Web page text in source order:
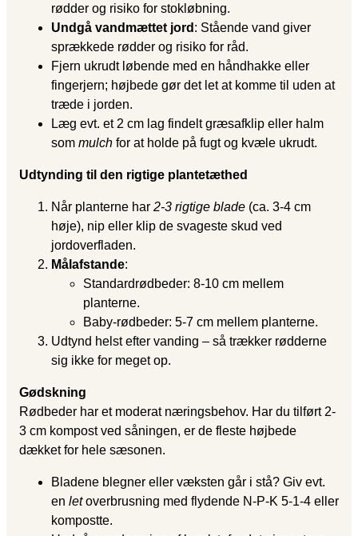
rødder og risiko for stokløbning.
Undgå vandmættet jord : Stående vand giver
sprækkede rødder og risiko for råd.
Fjern ukrudt løbende med en håndhakke eller
fingerjern; højbede gør det let at komme til uden at
træde i jorden.
Læg evt. et 2 cm lag findelt græsafklip eller halm
som mulch for at holde på fugt og kvæle ukrudt.
Udtynding til den rigtige plantetæthed
Når planterne har 2-3 rigtige blade (ca. 3-4 cm
høje), nip eller klip de svageste skud ved
jordoverfladen.
Målafstande:
Standardrødbeder: 8-10 cm mellem
planterne.
Baby-rødbeder: 5-7 cm mellem planterne.
Udtynd helst efter vanding – så trækker rødderne
sig ikke for meget op.
Gødskning
Rødbeder har et moderat næringsbehov. Har du tilført 2-
3 cm kompost ved såningen, er de fleste højbede
dækket for hele sæsonen.
Bladene blegner eller væksten går i stå? Giv evt.
en letoverbrusning med flydende N-P-K 5-1-4 eller
kompostte.